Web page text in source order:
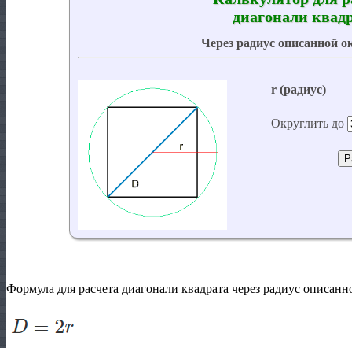
Формула для расчета диагонали квадрата через радиус